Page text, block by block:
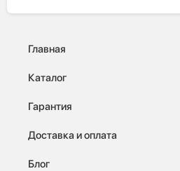
Главная
Каталог
Гарантия
Доставка и оплата
Блог